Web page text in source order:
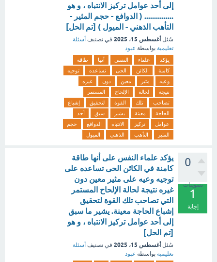
إلى أحد عوامل تركيز الانتباه ، و هو
............... ( الدوافع - حجم المثير -
التأهب الذهني - الميول ) [تم الحل]
سُئل أغسطس 15، 2025 في تصنيف أسئلة
تعليمية بواسطة عبود
يؤكد علماء النفس أنها
طاقة
كامنة
الكائن الحى تساعده
توجيه
وعيه
مثير معين دون
غيره
نتيجة
لحالة الإلحاح
المستمر
تصاحب
تلك القوة لتحقيق
إشباع
الحاجة
معينة يشير سبق
أحد
عوامل
تركيز الانتباه الدوافع
حجم
المثير
التأهب الذهني الميول
0
تصويتات
1
إجابة
يؤكد علماء النفس على أنها طاقة
كامنة في الكائن الحى تساعده على
توجيه وعيه على مثير معين دون
غيره نتيجة لحالة الإلحاح المستمر
التي تصاحب تلك القوة لتحقيق
إشباع الحاجة معينة. يشير ما سبق
إلى أحد عوامل تركيز الانتباه ، و هو
[تم الحل]
سُئل أغسطس 15، 2025 في تصنيف أسئلة
تعليمية بواسطة عبود